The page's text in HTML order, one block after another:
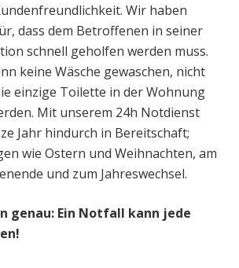
Wir haben
dass dem Betroffenen in seiner
schnell geholfen werden muss.
keine Wäsche gewaschen, nicht
einzige Toilette in der Wohnung
Mit unserem 24h Notdienst
Jahr hindurch in Bereitschaft;
wie Ostern und Weihnachten, am
und zum Jahreswechsel.
genau: Ein Notfall kann jede